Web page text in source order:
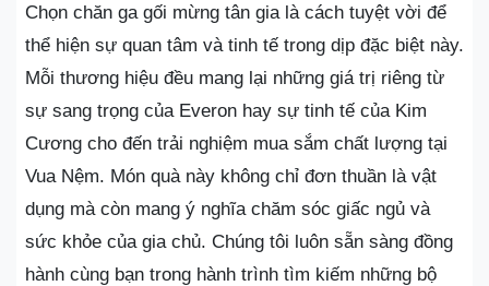
Chọn chăn ga gối mừng tân gia là cách tuyệt vời để
thể hiện sự quan tâm và tinh tế trong dịp đặc biệt này.
Mỗi thương hiệu đều mang lại những giá trị riêng từ
sự sang trọng của Everon hay sự tinh tế của Kim
Cương cho đến trải nghiệm mua sắm chất lượng tại
Vua Nệm. Món quà này không chỉ đơn thuần là vật
dụng mà còn mang ý nghĩa chăm sóc giấc ngủ và
sức khỏe của gia chủ. Chúng tôi luôn sẵn sàng đồng
hành cùng bạn trong hành trình tìm kiếm những bộ